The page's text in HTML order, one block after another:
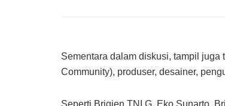
Sementara dalam diskusi, tampil
Community), produser, desainer,